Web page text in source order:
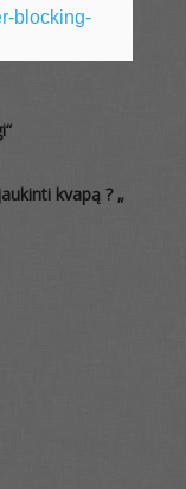
kvapą ? „
blocking-